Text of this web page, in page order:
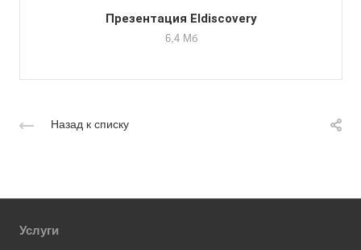
Презентация Eldiscovery
6,4 Мб
Назад к списку
Услуги